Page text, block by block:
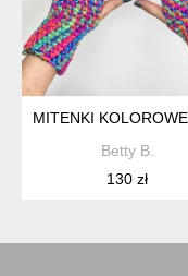
MITENKI
Betty B.
130 zł